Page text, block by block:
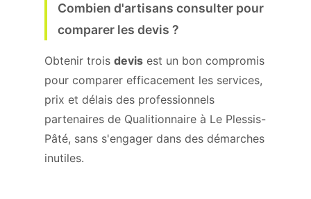
Combien d'artisans consulter pour
comparer les devis ?
Obtenir trois devis est un bon compromis
pour comparer efficacement les services,
prix et délais des professionnels
partenaires de Qualitionnaire à Le Plessis-
Pâté, sans s'engager dans des démarches
inutiles.